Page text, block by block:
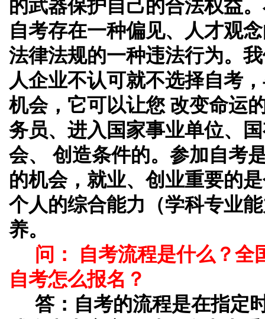
的武器保护自己的合法权益
自考存在一种偏见、人才观
法律法规的一种违法行为。
人企业不认可就不选择自考
机会，它可以让您 改变命运
务员、进入国家事业单位、
会、 创造条件的。参加自考
的机会，就业、创业重要的
个人的综合能力（学科专业
养。
问： 自考流程是什么？全
自考怎么报名？
答： 自考的流程是在指定